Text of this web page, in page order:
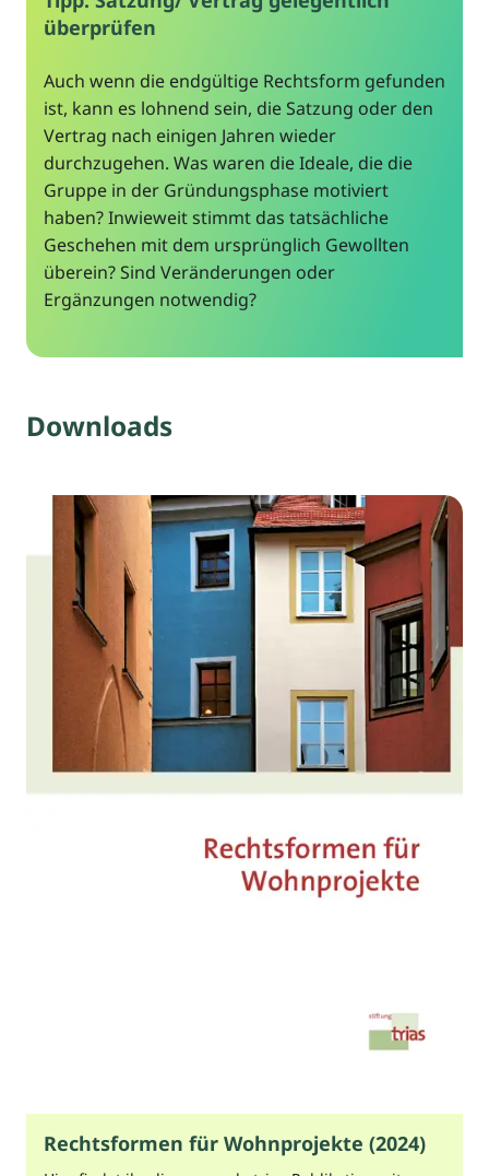
überprüfen
Auch wenn die endgültige Rechtsform gefunden
ist, kann es lohnend sein, die Satzung oder den
Vertrag nach einigen Jahren wieder
durchzugehen. Was waren die Ideale, die die
Gruppe in der Gründungsphase motiviert
haben? Inwieweit stimmt das tatsächliche
Geschehen mit dem ursprünglich Gewollten
überein? Sind Veränderungen oder
Ergänzungen notwendig?
Downloads
Rechtsformen für Wohnprojekte (2024)